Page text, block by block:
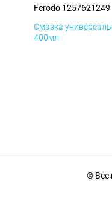
Ferodo 1257621249
Смазка
400мл
© Все